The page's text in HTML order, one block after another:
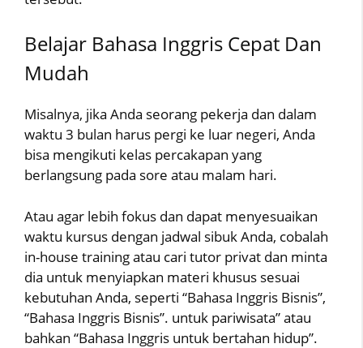
Belajar Bahasa Inggris Cepat Dan
Mudah
Misalnya, jika Anda seorang pekerja dan dalam
waktu 3 bulan harus pergi ke luar negeri, Anda
bisa mengikuti kelas percakapan yang
berlangsung pada sore atau malam hari.
Atau agar lebih fokus dan dapat menyesuaikan
waktu kursus dengan jadwal sibuk Anda, cobalah
in-house training atau cari tutor privat dan minta
dia untuk menyiapkan materi khusus sesuai
kebutuhan Anda, seperti “Bahasa Inggris Bisnis”,
“Bahasa Inggris Bisnis”. untuk pariwisata” atau
bahkan “Bahasa Inggris untuk bertahan hidup”.